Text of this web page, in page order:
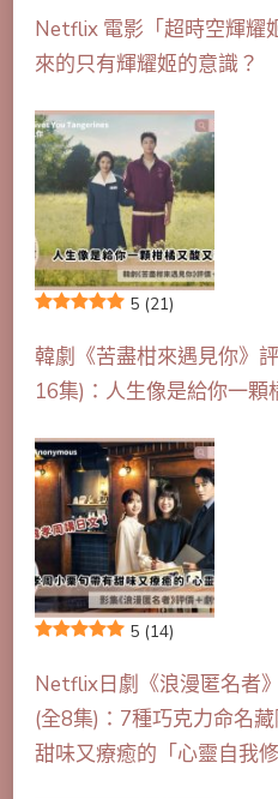
Netflix 電影「超時空輝耀
來的只有輝耀姬的意識？
5 (21)
韓劇《苦盡柑來遇見你》
16集)：人生像是給你一
5 (14)
Netflix日劇《浪漫匿名者
(全8集)：7種巧克力命名
甜味又療癒的「心靈自我修